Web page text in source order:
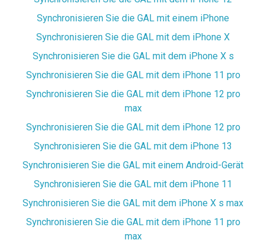
Synchronisieren Sie die GAL mit einem iPhone
Synchronisieren Sie die GAL mit dem iPhone X
Synchronisieren Sie die GAL mit dem iPhone X s
Synchronisieren Sie die GAL mit dem iPhone 11 pro
Synchronisieren Sie die GAL mit dem iPhone 12 pro
max
Synchronisieren Sie die GAL mit dem iPhone 12 pro
Synchronisieren Sie die GAL mit dem iPhone 13
Synchronisieren Sie die GAL mit einem Android-Gerät
Synchronisieren Sie die GAL mit dem iPhone 11
Synchronisieren Sie die GAL mit dem iPhone X s max
Synchronisieren Sie die GAL mit dem iPhone 11 pro
max